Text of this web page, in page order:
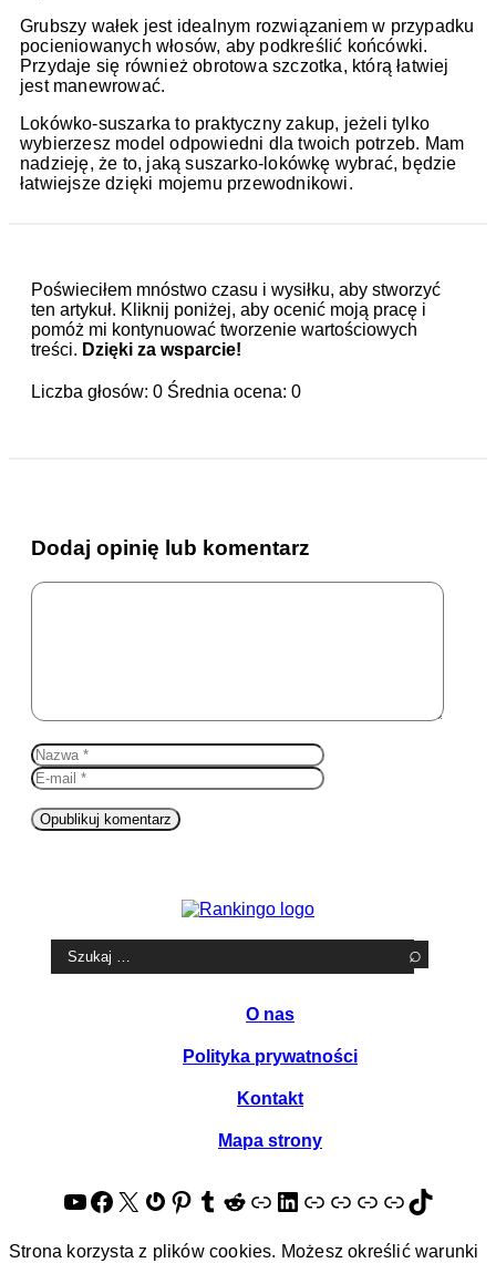
Grubszy wałek jest idealnym rozwiązaniem w przypadku
pocieniowanych włosów, aby podkreślić końcówki.
Przydaje się również obrotowa szczotka, którą łatwiej
jest manewrować.
Lokówko-suszarka to praktyczny zakup, jeżeli tylko
wybierzesz model odpowiedni dla twoich potrzeb. Mam
nadzieję, że to, jaką suszarko-lokówkę wybrać, będzie
łatwiejsze dzięki mojemu przewodnikowi.
Poświeciłem mnóstwo czasu i wysiłku, aby stworzyć
ten artykuł. Kliknij poniżej, aby ocenić moją pracę i
pomóż mi kontynuować tworzenie wartościowych
treści. Dzięki za wsparcie!
Liczba głosów: 0 Średnia ocena: 0
Dodaj opinię lub komentarz
Komentarz
Nazwa
E-
mail
Witryna
Szukaj:
O nas
Polityka prywatności
Kontakt
Mapa strony
YouTube
Facebook
X Gravatar
Pinterest
Tumblr
Reddit
About.me
LinkedIn
Quora
Goldenline
Crunchbase
TikTok
Strona korzysta z plików cookies. Możesz określić warunki